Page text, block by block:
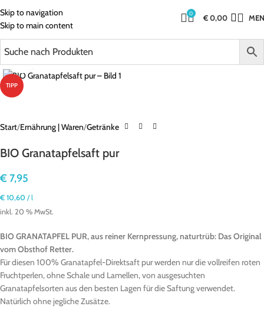
Skip to navigation
Skip to main content
0 €0,00
TIPP
Start Ernährung | Waren Getränke
BIO Granatapfelsaft pur
€ 7,95
€ 10,60 /l
inkl. 20 % MwSt.
BIO GRANATAPFEL PUR, aus reiner Kernpressung, naturtrüb: Das Original
vom Obsthof Retter.
Für diesen 100% Granatapfel-Direktsaft pur werden nur die vollreifen roten
Fruchtperlen, ohne Schale und Lamellen, von ausgesuchten
Granatapfelsorten aus den besten Lagen für die Saftung verwendet.
Natürlich ohne jegliche Zusätze.